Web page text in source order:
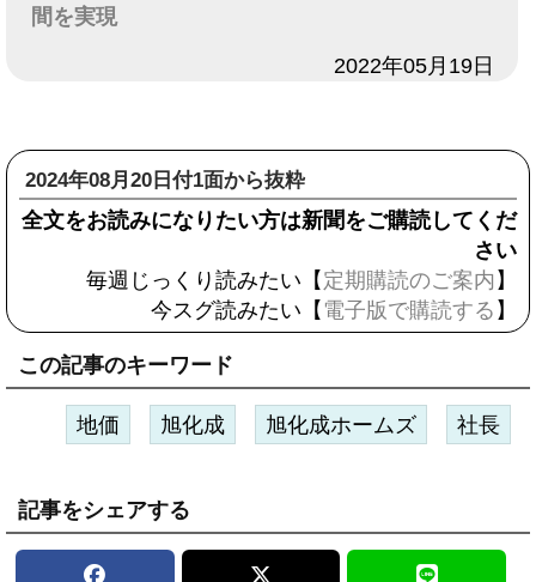
間を実現
2022年05月19日
2024年08月20日付1面から抜粋
全文をお読みになりたい方は新聞をご購読してくだ
さい
毎週じっくり読みたい【 定期購読のご案内 】
今スグ読みたい【 電子版で購読する 】
この記事のキーワード
地価 旭化成 旭化成ホームズ 社長
記事をシェアする